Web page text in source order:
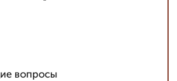
вопросы